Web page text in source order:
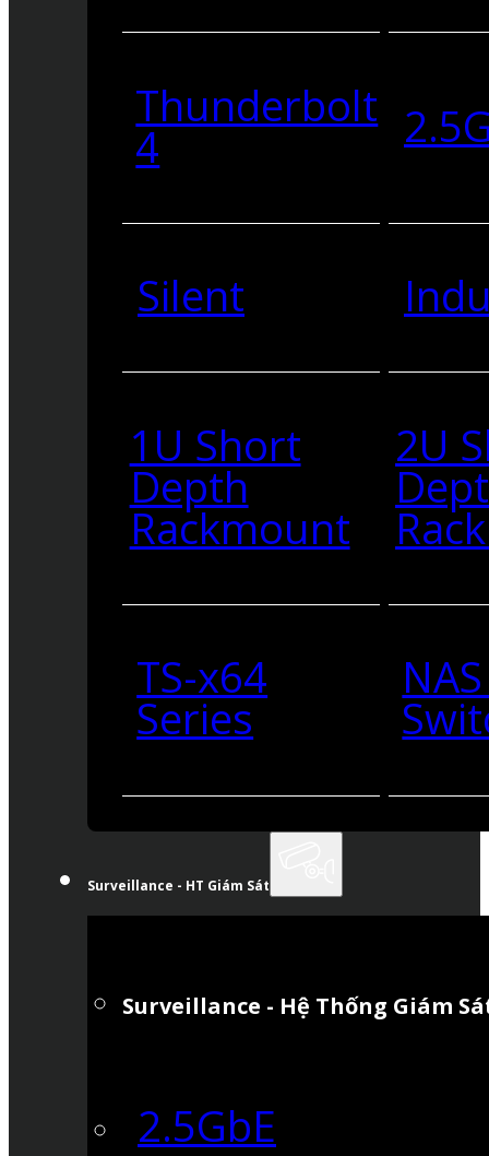
Thunderbolt
4
Silent
1U Short
Depth
Rackmount
2U
TS-x64
Series
Surveillance - HT Giám Sát
Surveillance - Hệ Thống Giám
2.5GbE